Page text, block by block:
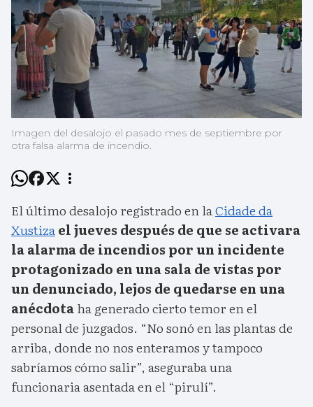
Imagen del desalojo el pasado mes de septiembre por
otra falsa alarma de incendio.
El último desalojo registrado en laCidade da
Xustizael jueves después de que se activara
la alarma de incendios por un incidente
protagonizado en una sala de vistas por
un denunciado, lejos de quedarse en una
anécdotaha generado cierto temor en el
personal de juzgados. “No sonó en las plantas de
arriba, donde no nos enteramos y tampoco
sabríamos cómo salir”, aseguraba una
funcionaria asentada en el “pirulí”.